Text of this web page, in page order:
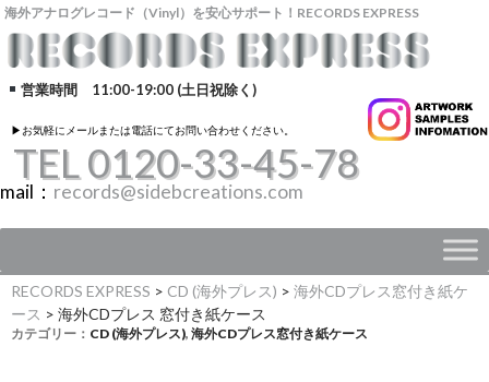
海外アナログレコード（Vinyl）を安心サポート！RECORDS EXPRESS
営業時間 11:00-19:00 (土日祝除く)
▶︎お気軽にメールまたは電話にてお問い合わせください。
TEL 0120-33-45-78
mail： records@sidebcreations.com
RECORDS EXPRESS > CD (海外プレス) > 海外CDプレス窓付き紙ケ
ース > 海外CDプレス 窓付き紙ケース
カテゴリー： CD (海外プレス), 海外CDプレス窓付き紙ケース